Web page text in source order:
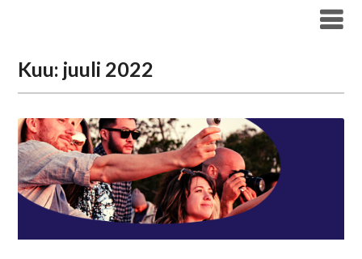
Kuu: juuli 2022